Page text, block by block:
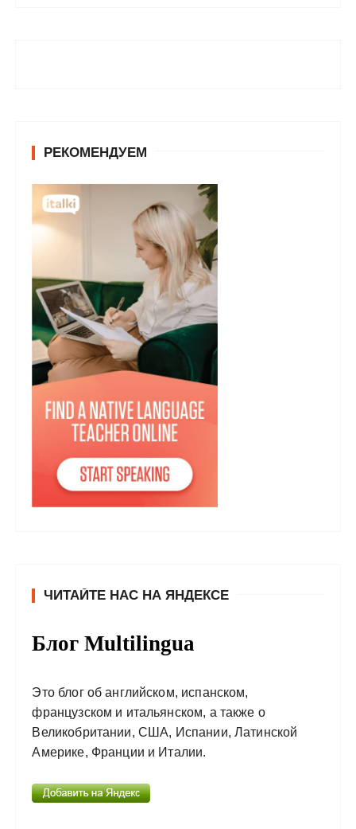
РЕКОМЕНДУЕМ
ЧИТАЙТЕ НАС НА ЯНДЕКСЕ
Блог Multilingua
Это блог об английском, испанском,
французском и итальянском, а также о
Великобритании, США, Испании, Латинской
Америке, Франции и Италии.